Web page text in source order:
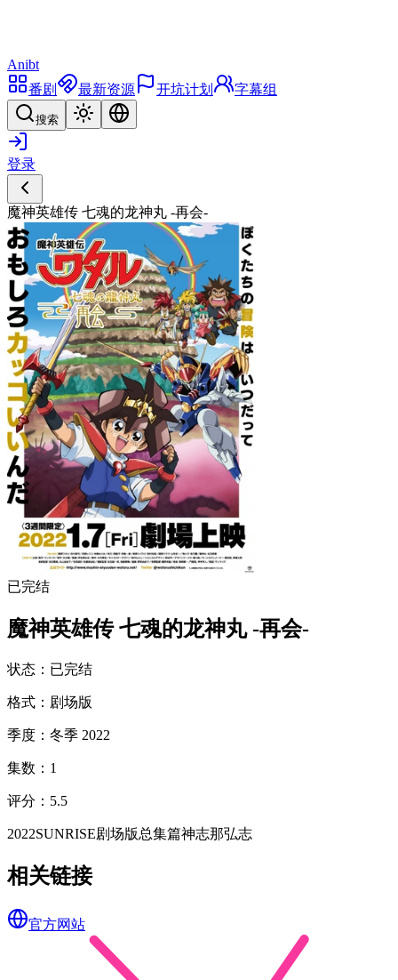
Anibt
番剧
最新资源 开坑计划 字幕组
搜索
登录
魔神英雄传 七魂的龙神丸 -再会-
已完结
魔神英雄传 七魂的龙神丸 -再会-
状态 ： 已完结
格式 ： 剧场版
季度 ： 冬季 2022
集数 ： 1
评分 ： 5.5
2022SUNRISE剧场版总集篇神志那弘志
相关链接
官方网站